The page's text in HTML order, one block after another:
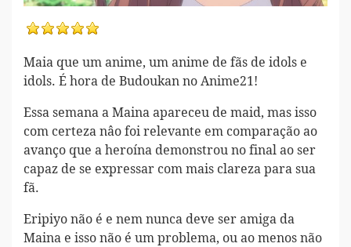
Maia que um anime, um anime de fãs de idols e
idols. É hora de Budoukan no Anime21!
Essa semana a Maina apareceu de maid, mas isso
com certeza nâo foi relevante em comparação ao
avanço que a heroína demonstrou no final ao ser
capaz de se expressar com mais clareza para sua
fã.
Eripiyo não é e nem nunca deve ser amiga da
Maina e isso não é um problema, ou ao menos não